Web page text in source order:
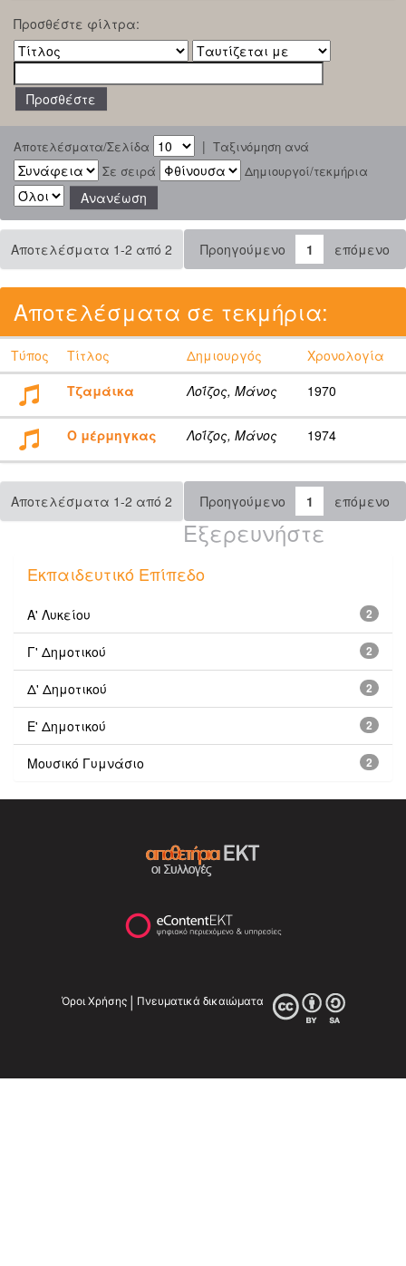
Προσθέστε φίλτρα:
Αποτελέσματα/Σελίδα | Ταξινόμηση ανά
Σε σειρά
Δημιουργοί/τεκμήρια
Αποτελέσματα 1-2 από 2 Προηγούμενο 1 επόμενο
Αποτελέσματα σε τεκμήρια:
Τύπος Τίτλος Δημιουργός
Χρονολογία
Τζαμάικα
Λοΐζος, Μάνος 1970
Ο μέρμηγκας Λοΐζος, Μάνος 1974
Αποτελέσματα 1-2 από 2 Προηγούμενο 1 επόμενο
Εξερευνήστε
Εκπαιδευτικό Επίπεδο
2
Α' Λυκείου
2
Γ' Δημοτικού
2
Δ' Δημοτικού
2
Ε' Δημοτικού
2
Μουσικό Γυμνάσιο